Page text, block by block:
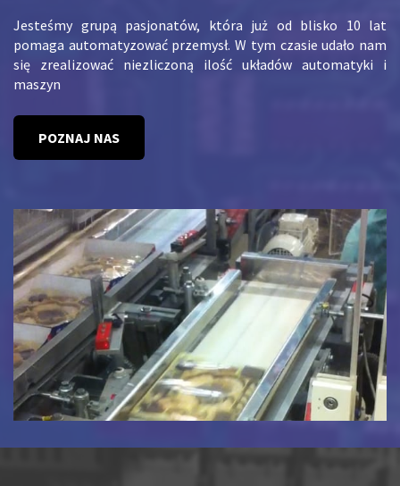
Jesteśmy grupą pasjonatów, która już od blisko 10 lat
pomaga automatyzować przemysł. W tym czasie udało nam
się zrealizować niezliczoną ilość układów automatyki i
maszyn
POZNAJ NAS